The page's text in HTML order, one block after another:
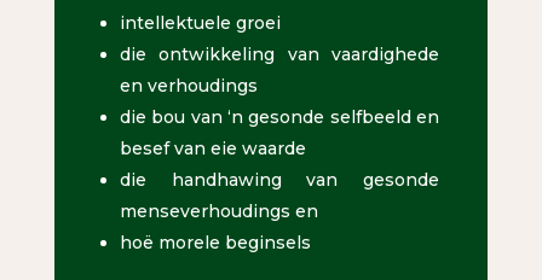
intellektuele groei
die ontwikkeling van vaardighede
en verhoudings
die bou van ‘n gesonde selfbeeld en
besef van eie waarde
die handhawing van gesonde
menseverhoudings en
hoë morele beginsels